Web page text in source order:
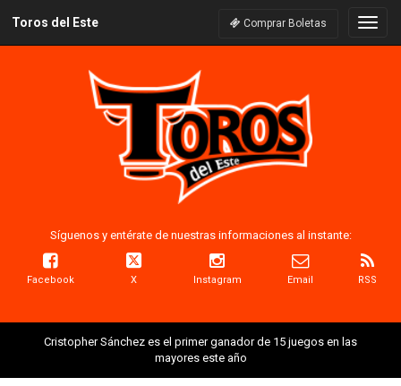
Toros del Este Comprar Boletas
Síguenos y entérate de nuestras informaciones al instante:
Facebook X Instagram Email RSS
Cristopher Sánchez es el primer ganador de 15 juegos en las
mayores este año